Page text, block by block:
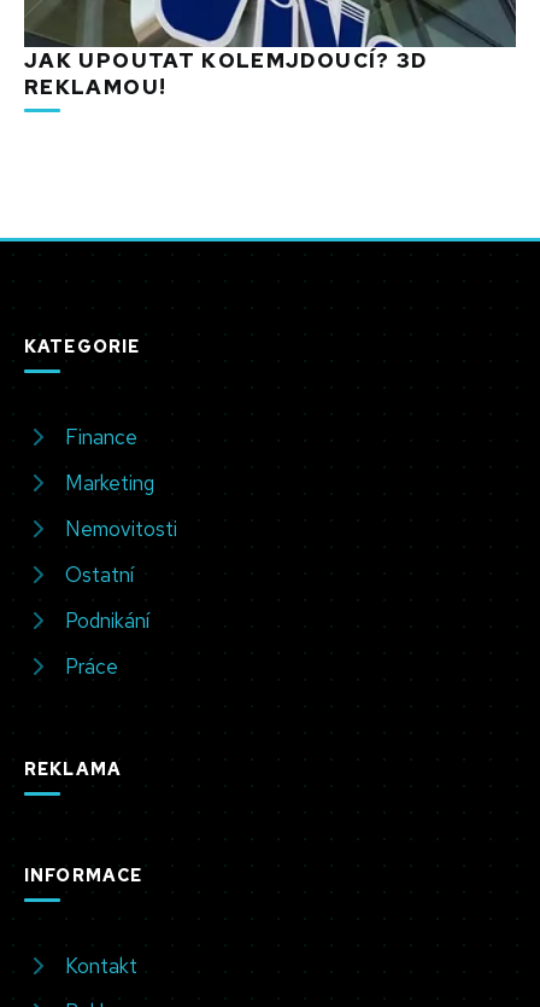
JAK UPOUTAT KOLEMJDOUCÍ? 3D
REKLAMOU!
KATEGORIE
Finance
Marketing
Nemovitosti
Ostatní
Podnikání
Práce
REKLAMA
INFORMACE
Kontakt